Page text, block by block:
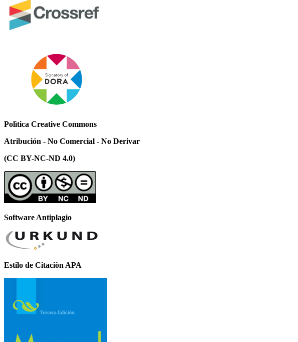
Polìtica Creative Commons
Atribución - No Comercial - No Derivar
(CC BY-NC-ND 4.0)
Software Antiplagio
Estilo de Citaciòn APA